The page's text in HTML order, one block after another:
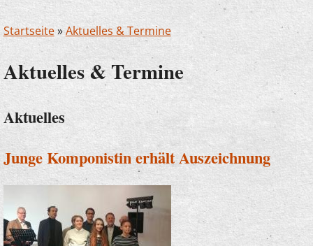
Startseite»Aktuelles & Termine
Aktuelles & Termine
Aktuelles
Junge Komponistin erhält Auszeichnung